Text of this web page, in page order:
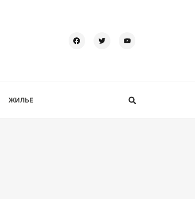
ЖИЛЬЕ